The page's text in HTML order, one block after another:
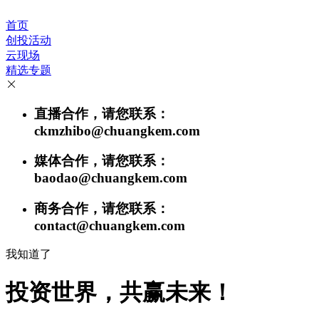
首页
创投活动
云现场
精选专题
直播合作，请您联系：
ckmzhibo@chuangkem.com
媒体合作，请您联系：
baodao@chuangkem.com
商务合作，请您联系：
contact@chuangkem.com
我知道了
投资世界，共赢未来！